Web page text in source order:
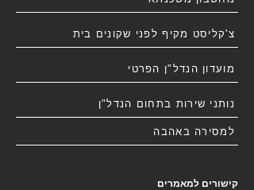
צ'קליסט מקיף לפני שקונים בית
מועדון הנדל"ן הפרטי
נותני שירות בתחום הנדל"ן
למסירה באהבה
קישורים למאמרים